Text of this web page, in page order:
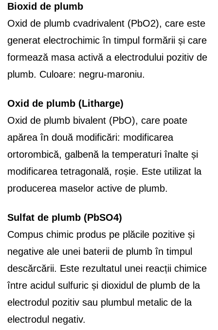
Bioxid de plumb
Oxid de plumb cvadrivalent (PbO2), care este
generat electrochimic în timpul formării și care
formează masa activă a electrodului pozitiv de
plumb. Culoare: negru-maroniu.
Oxid de plumb (Litharge)
Oxid de plumb bivalent (PbO), care poate
apărea în două modificări: modificarea
ortorombică, galbenă la temperaturi înalte și
modificarea tetragonală, roșie. Este utilizat la
producerea maselor active de plumb.
Sulfat de plumb (PbSO4)
Compus chimic produs pe plăcile pozitive și
negative ale unei baterii de plumb în timpul
descărcării. Este rezultatul unei reacții chimice
între acidul sulfuric și dioxidul de plumb de la
electrodul pozitiv sau plumbul metalic de la
electrodul negativ.